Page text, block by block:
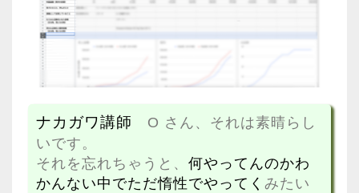
ナカガワ講師 O さん、それは素晴らし
いです。
それを忘れちゃうと、 何やってんのかわ
かんない中でただ惰性でやってく みたい